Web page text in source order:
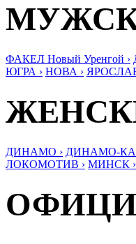
ФАКЕЛ Новый Уренгой ›
ЮГРА › НОВА ›
ДИНАМО › ДИНАМО-
ЛОКОМОТИВ › МИНСК ›